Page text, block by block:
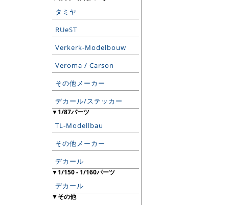
タミヤ
RUeST
Verkerk-Modelbouw
Veroma / Carson
その他メーカー
デカール/ステッカー
▼1/87パーツ
TL-Modellbau
その他メーカー
デカール
▼1/150 - 1/160パーツ
デカール
▼その他